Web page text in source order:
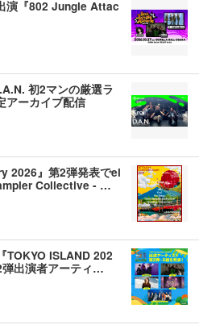
演『802 Jungle Attac
初2マンの厳選ラ
アーカイブ配信
2026』第2弾発表でei
Collective - …
TOKYO ISLAND 202
出演者アーティ…